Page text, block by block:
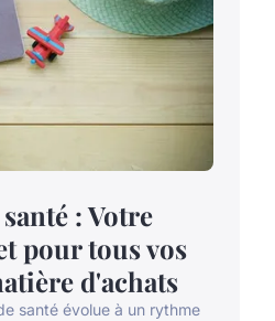
: Votre
pour tous vos
d'achats
santé évolue à un rythme